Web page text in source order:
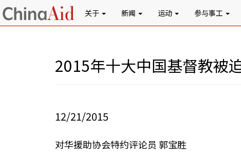
关于 新闻 运动 参与事工
2015年十大中国基督教被
12/21/2015
对华援助协会特约评论员 郭宝胜